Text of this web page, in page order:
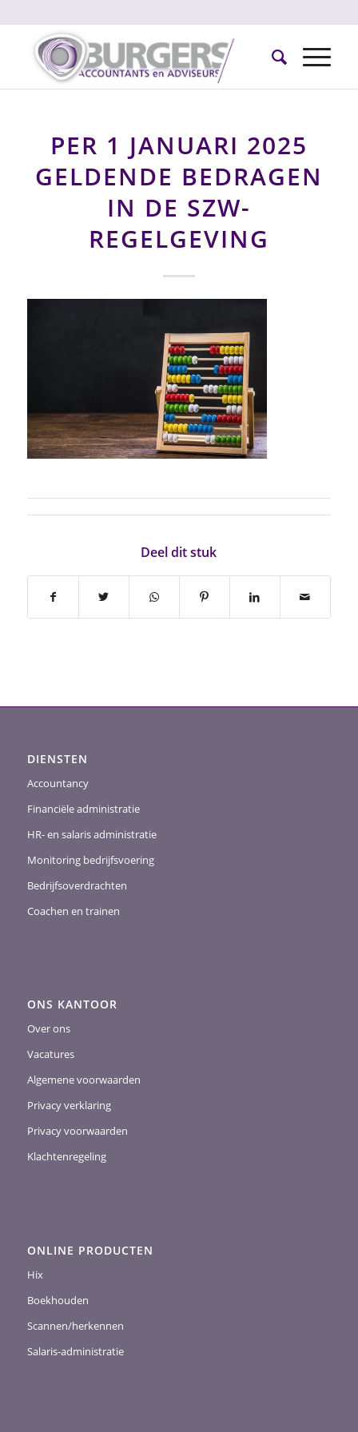
PER 1 JANUARI 2025
GELDENDE BEDRAGEN
IN DE SZW-
REGELGEVING
Deel dit stuk
DIENSTEN
Accountancy
Financiële administratie
HR- en salaris administratie
Monitoring bedrijfsvoering
Bedrijfsoverdrachten
Coachen en trainen
ONS KANTOOR
Over ons
Vacatures
Algemene voorwaarden
Privacy verklaring
Privacy voorwaarden
Klachtenregeling
ONLINE PRODUCTEN
Hix
Boekhouden
Scannen/herkennen
Salaris-administratie